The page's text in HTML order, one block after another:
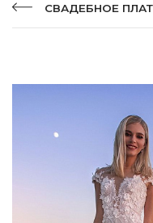
СВАДЕБНОЕ